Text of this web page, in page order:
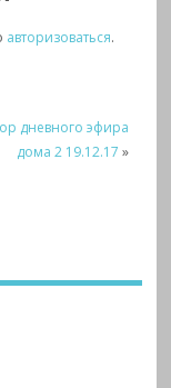
авторизоваться.
дневного эфира
дома 2 19.12.17 »